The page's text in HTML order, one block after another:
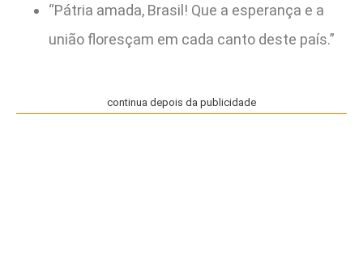
“Pátria amada, Brasil! Que a esperança e a
união floresçam em cada canto deste país.”
continua depois da publicidade